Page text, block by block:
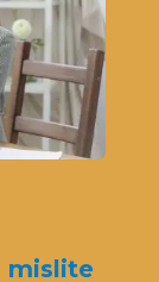
mislite